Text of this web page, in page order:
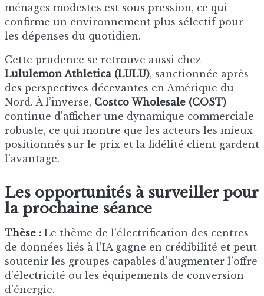
ménages modestes est sous pression, ce qui
confirme un environnement plus sélectif pour
les dépenses du quotidien.
Cette prudence se retrouve aussi chez
Lululemon Athletica (LULU), sanctionnée après
des perspectives décevantes en Amérique du
Nord. À l’inverse, Costco Wholesale (COST)
continue d’afficher une dynamique commerciale
robuste, ce qui montre que les acteurs les mieux
positionnés sur le prix et la fidélité client gardent
l’avantage.
Les opportunités à surveiller pour
la prochaine séance
Thèse : Le thème de l’électrification des centres
de données liés à l’IA gagne en crédibilité et peut
soutenir les groupes capables d’augmenter l’offre
d’électricité ou les équipements de conversion
d’énergie.